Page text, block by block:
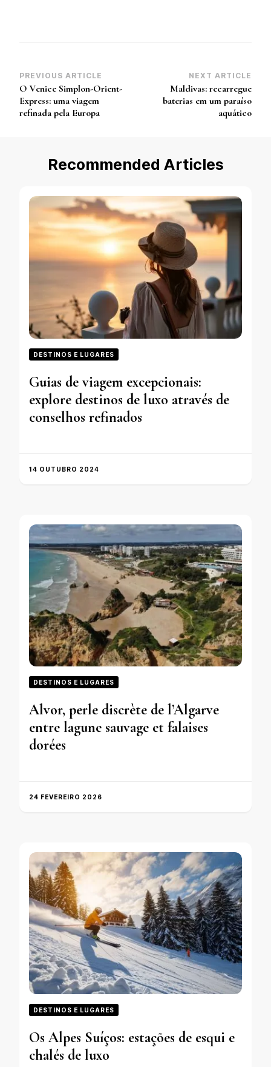
Post
Navigation
PREVIOUS ARTICLE
O Venice Simplon-Orient-
Express: uma viagem
refinada pela Europa
NEXT ARTICLE
Maldivas: recarregue
baterias em um paraíso
aquático
Recommended Articles
DESTINOS E LUGARES
Guias de viagem excepcionais:
explore destinos de luxo através de
conselhos refinados
14 OUTUBRO 2024
DESTINOS E LUGARES
Alvor, perle discrète de l’Algarve
entre lagune sauvage et falaises
dorées
24 FEVEREIRO 2026
DESTINOS E LUGARES
Os Alpes Suíços: estações de esqui e
chalés de luxo